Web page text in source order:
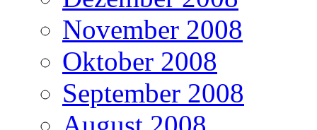
November 2008
Oktober 2008
September 2008